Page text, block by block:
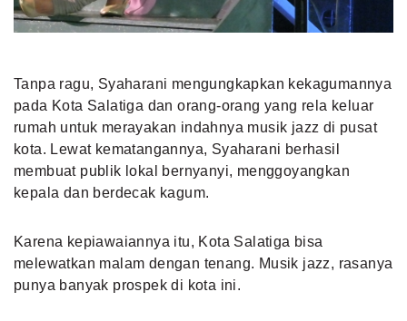
Tanpa ragu, Syaharani mengungkapkan kekagumannya
pada Kota Salatiga dan orang-orang yang rela keluar
rumah untuk merayakan indahnya musik jazz di pusat
kota. Lewat kematangannya, Syaharani berhasil
membuat publik lokal bernyanyi, menggoyangkan
kepala dan berdecak kagum.
Karena kepiawaiannya itu, Kota Salatiga bisa
melewatkan malam dengan tenang. Musik jazz, rasanya
punya banyak prospek di kota ini.